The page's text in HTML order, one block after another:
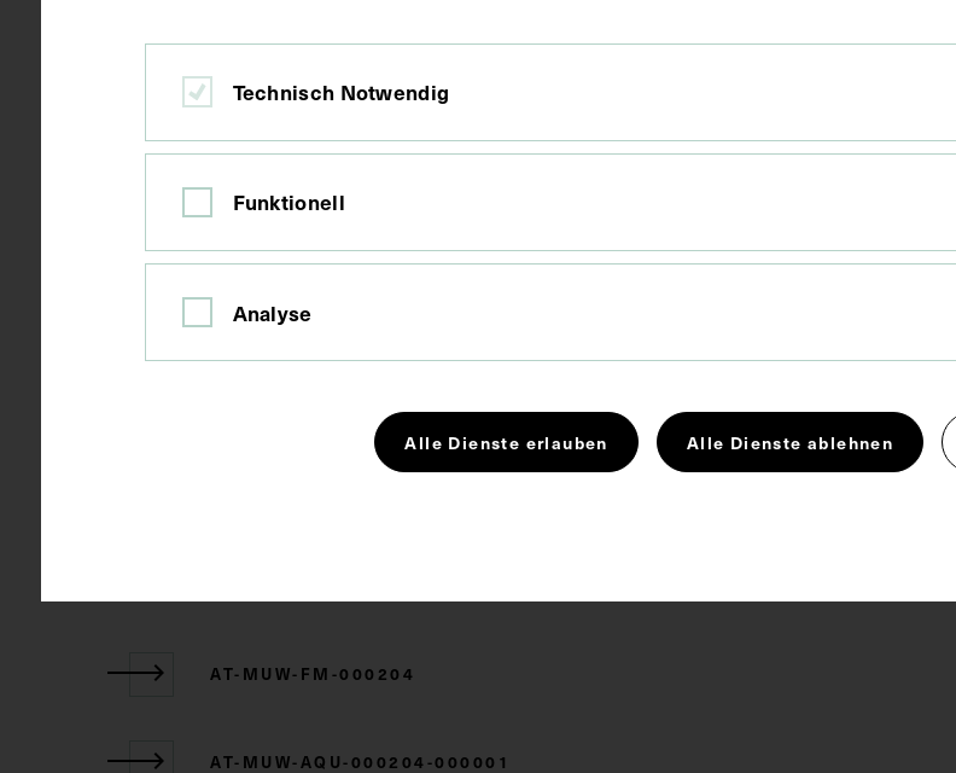
zum anatomischen Wachsmodell der Leber und
Schlagwörter Anatomie Gallenwege Leber Lehrmittel
AT-MUW-FM-000204
AT-MUW-AQU-000204-000001
Technisch Notwendig
Funktionell
Analyse
Alle Dienste erlauben Alle Dienste ablehnen